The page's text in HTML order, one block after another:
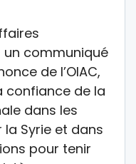
un communiqué
de l’OIAC,
confiance de la
dans les
Syrie et dans
pour tenir